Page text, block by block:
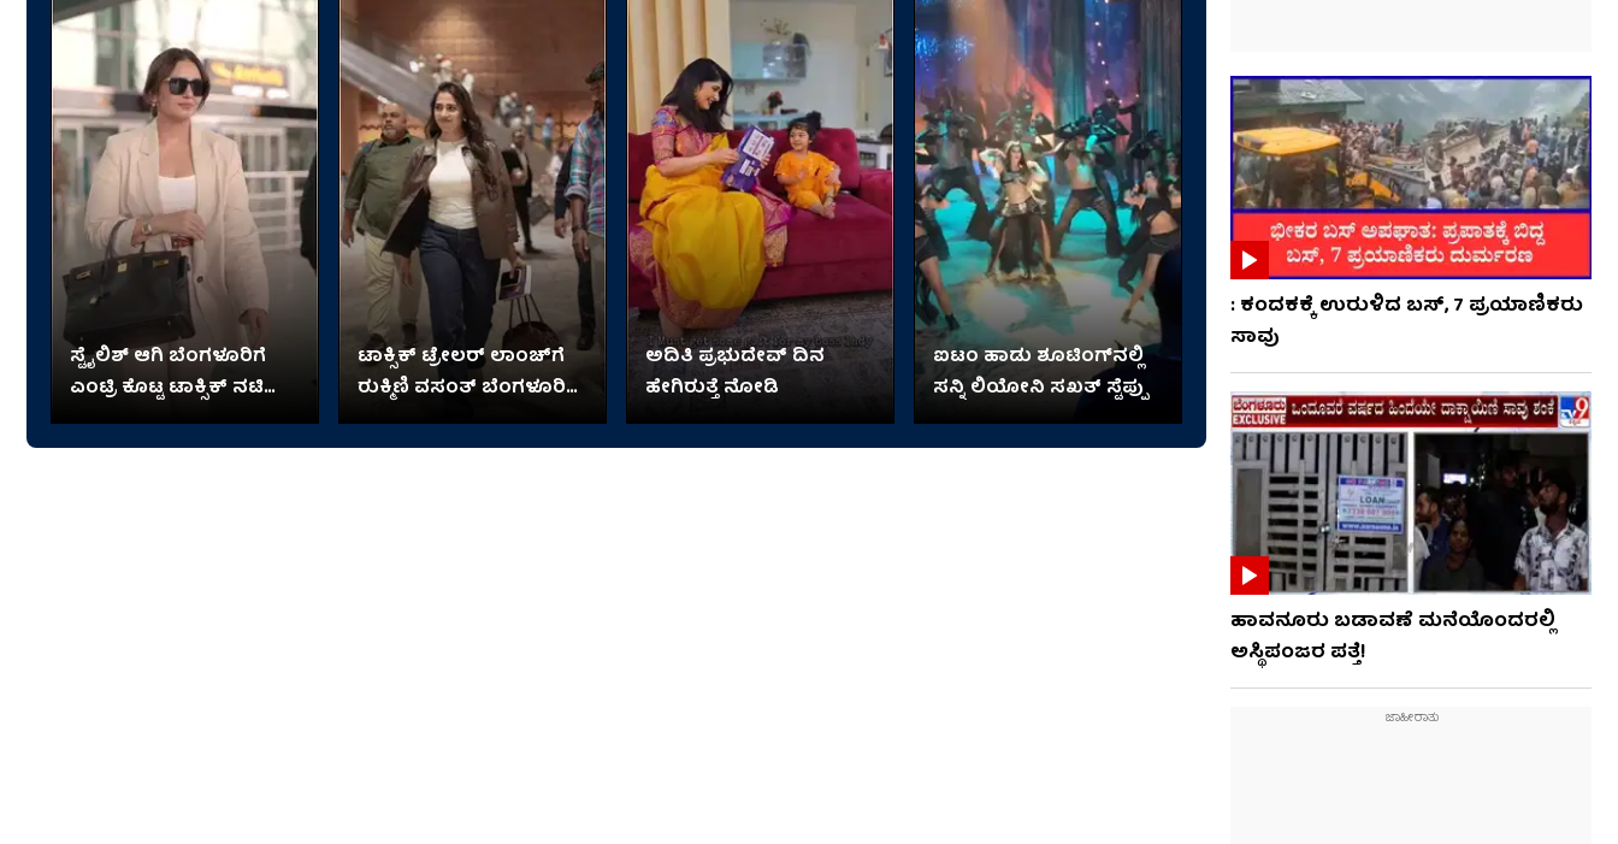
ಸ್ಟೈಲಿಶ್ ಆಗಿ ಬೆಂಗಳೂರಿಗೆ
ಎಂಟ್ರಿ ಕೊಟ್ಟ ಟಾಕ್ಸಿಕ್ ನಟಿ
ಹುಮಾ
ಟಾಕ್ಸಿಕ್ ಟ್ರೇಲರ್ ಲಾಂಚ್​​​ಗೆ
ರುಕ್ಮಿಣಿ ವಸಂತ್ ಬೆಂಗಳೂರಿಗೆ
ಎಂಟ್ರಿ
ಅದಿತಿ ಪ್ರಭುದೇವ್ ದಿನ
ಹೇಗಿರುತ್ತೆ ನೋಡಿ
ಐಟಂ ಹಾಡು ಶೂಟಿಂಗ್​​ನಲ್ಲಿ
ಸನ್ನಿ ಲಿಯೋನಿ ಸಖತ್ ಸ್ಟೆಪ್ಪು
: ಕಂದಕಕ್ಕೆ ಉರುಳಿದ ಬಸ್, 7 ಪ್ರಯಾಣಿಕರು
ಸಾವು
ಹಾವನೂರು ಬಡಾವಣೆ ಮನೆಯೊಂದರಲ್ಲಿ
ಅಸ್ಥಿಪಂಜರ ಪತ್ತೆ!